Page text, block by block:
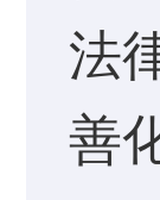
法
善